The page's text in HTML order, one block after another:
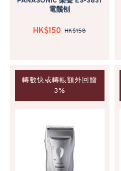
電鬚刨
HK$150 HK$158
轉數快或轉帳額外回贈
3%